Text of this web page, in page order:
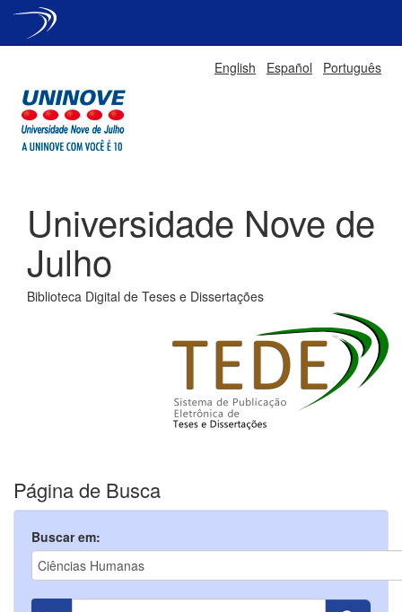
English Español Português
Universidade Nove de
Julho
Biblioteca Digital de Teses e Dissertações
Página de Busca
Buscar em: